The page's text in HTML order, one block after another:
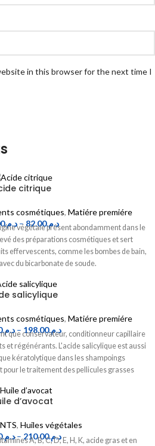
in this browser for the next time I
citrique
cosmétiques, Matiére premiére
د.م. – د.م.82.00
végétale présent abondamment dans le
des préparations cosmétiques et sert
effervescents, comme les bombes de bain,
du bicarbonate de soude.
salicylique
cosmétiques, Matiére premiére
د.م. – د.م.198.00
que conservateur, conditionneur capillaire
et régénérants. L'acide salicylique est aussi
kératolytique dans les shampoings
le traitement des pellicules grasses
d’avocat
, Huiles végétales
د.م. – د.م.210.00
A, B, C, D, E, H, K, acide gras et en